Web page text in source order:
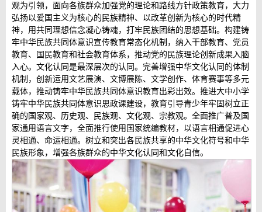
观为引领，面向各族群众加强党的理论和路线方针政策教育，大力
弘扬以爱国主义为核心的民族精神、以改革创新为核心的时代精
神，用共同理想信念凝心铸魂，打牢民族团结的思想基础。构建铸
牢中华民族共同体意识宣传教育常态化机制，纳入干部教育、党员
教育、国民教育和社会教育体系，推动党的民族理论创新成果入脑
入心。文化认同是最深层次的认同。完善增强中华文化认同的体制
机制，创新运用文艺展演、文博展陈、文学创作、体育赛事等多元
载体，推动铸牢中华民族共同体意识教育出彩出效。推进大中小学
铸牢中华民族共同体意识思政课建设，教育引导青少年牢固树立正
确的国家观、历史观、民族观、文化观、宗教观。全面推广普及国
家通用语言文字，全面推行使用国家统编教材，以语言相通促进心
灵相通、命运相通。树立和突出各民族共享的中华文化符号和中华
民族形象，增强各族群众的中华文化认同和文化自信。